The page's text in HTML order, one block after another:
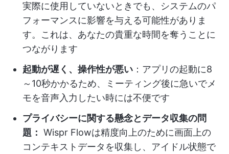
実際に使用していないときでも、システムのパ
フォーマンスに影響を与える可能性がありま
す。これは、あなたの貴重な時間を奪うことに
つながります
起動が遅く、操作性が悪い ：アプリの起動に8
～10秒かかるため、ミーティング後に急いでメ
モを音声入力したい時には不便です
プライバシーに関する懸念とデータ収集の問
題： Wispr Flowは精度向上のために画面上の
コンテキストデータを収集し、アイドル状態で